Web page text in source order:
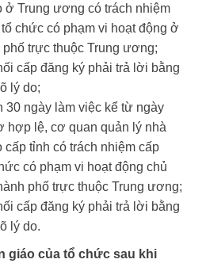
ở Trung ương có trách nhiệm
chức có phạm vi hoạt động ở
phố trực thuộc Trung ương;
cấp đăng ký phải trả lời bằng
lý do;
30 ngày làm việc kể từ ngày
hợp lệ, cơ quan quản lý nhà
tỉnh có trách nhiệm cấp
có phạm vi hoạt động chủ
phố trực thuộc Trung ương;
cấp đăng ký phải trả lời bằng
lý do.
giáo của tổ chức sau khi